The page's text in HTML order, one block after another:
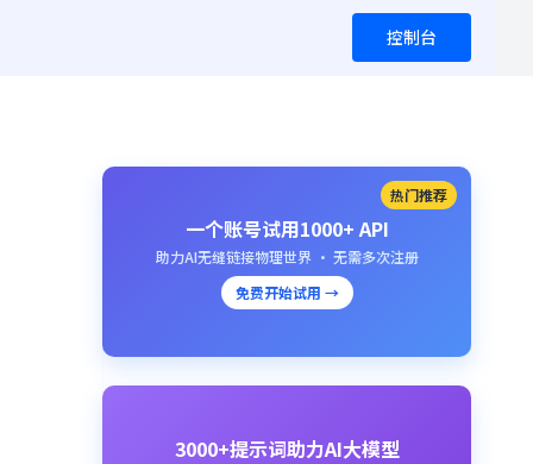
控制台
热门推荐
一个账号试用1000+ API
助力AI无缝链接物理世界 · 无需多次注册
免费开始试用 →
3000+提示词助力AI大模型